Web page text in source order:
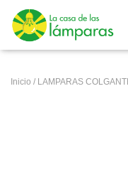
Inicio / LAMPARAS